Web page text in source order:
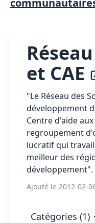
et CAE
"Le Réseau des
développement
Centre d'aide
regroupement
lucratif qui
meilleur des
développement".
Ajouté le 2012-02-
Catégories (1)